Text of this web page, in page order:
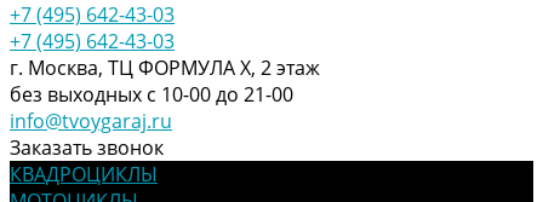
+7 (495) 642-43-03
+7 (495) 642-43-03
г. Москва, ТЦ ФОРМУЛА Х, 2 этаж
без выходных с 10-00 до 21-00
info@tvoygaraj.ru
Заказать звонок
КВАДРОЦИКЛЫ